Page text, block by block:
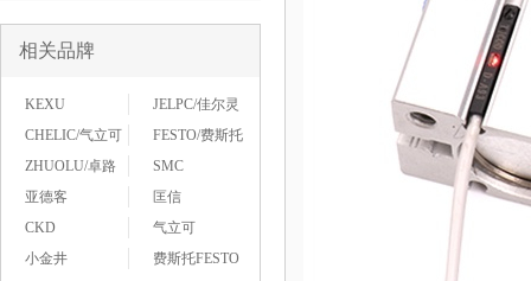
相关品牌
KEXU
JELPC/佳尔灵
CHELIC/气立可
FESTO/费斯托
ZHUOLU/卓路
SMC
亚德客
匡信
CKD
气立可
小金井
费斯托FESTO